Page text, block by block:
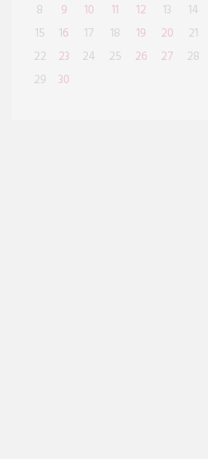
8
9 10 11 12 13
14
15
16 17 18 19 20
21
22
23 24 25 26 27
28
29
30